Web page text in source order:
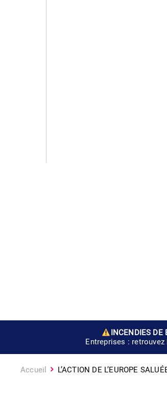
INCENDIES DE
Entreprises :
Accueil L’ACTION DE L’EUROPE